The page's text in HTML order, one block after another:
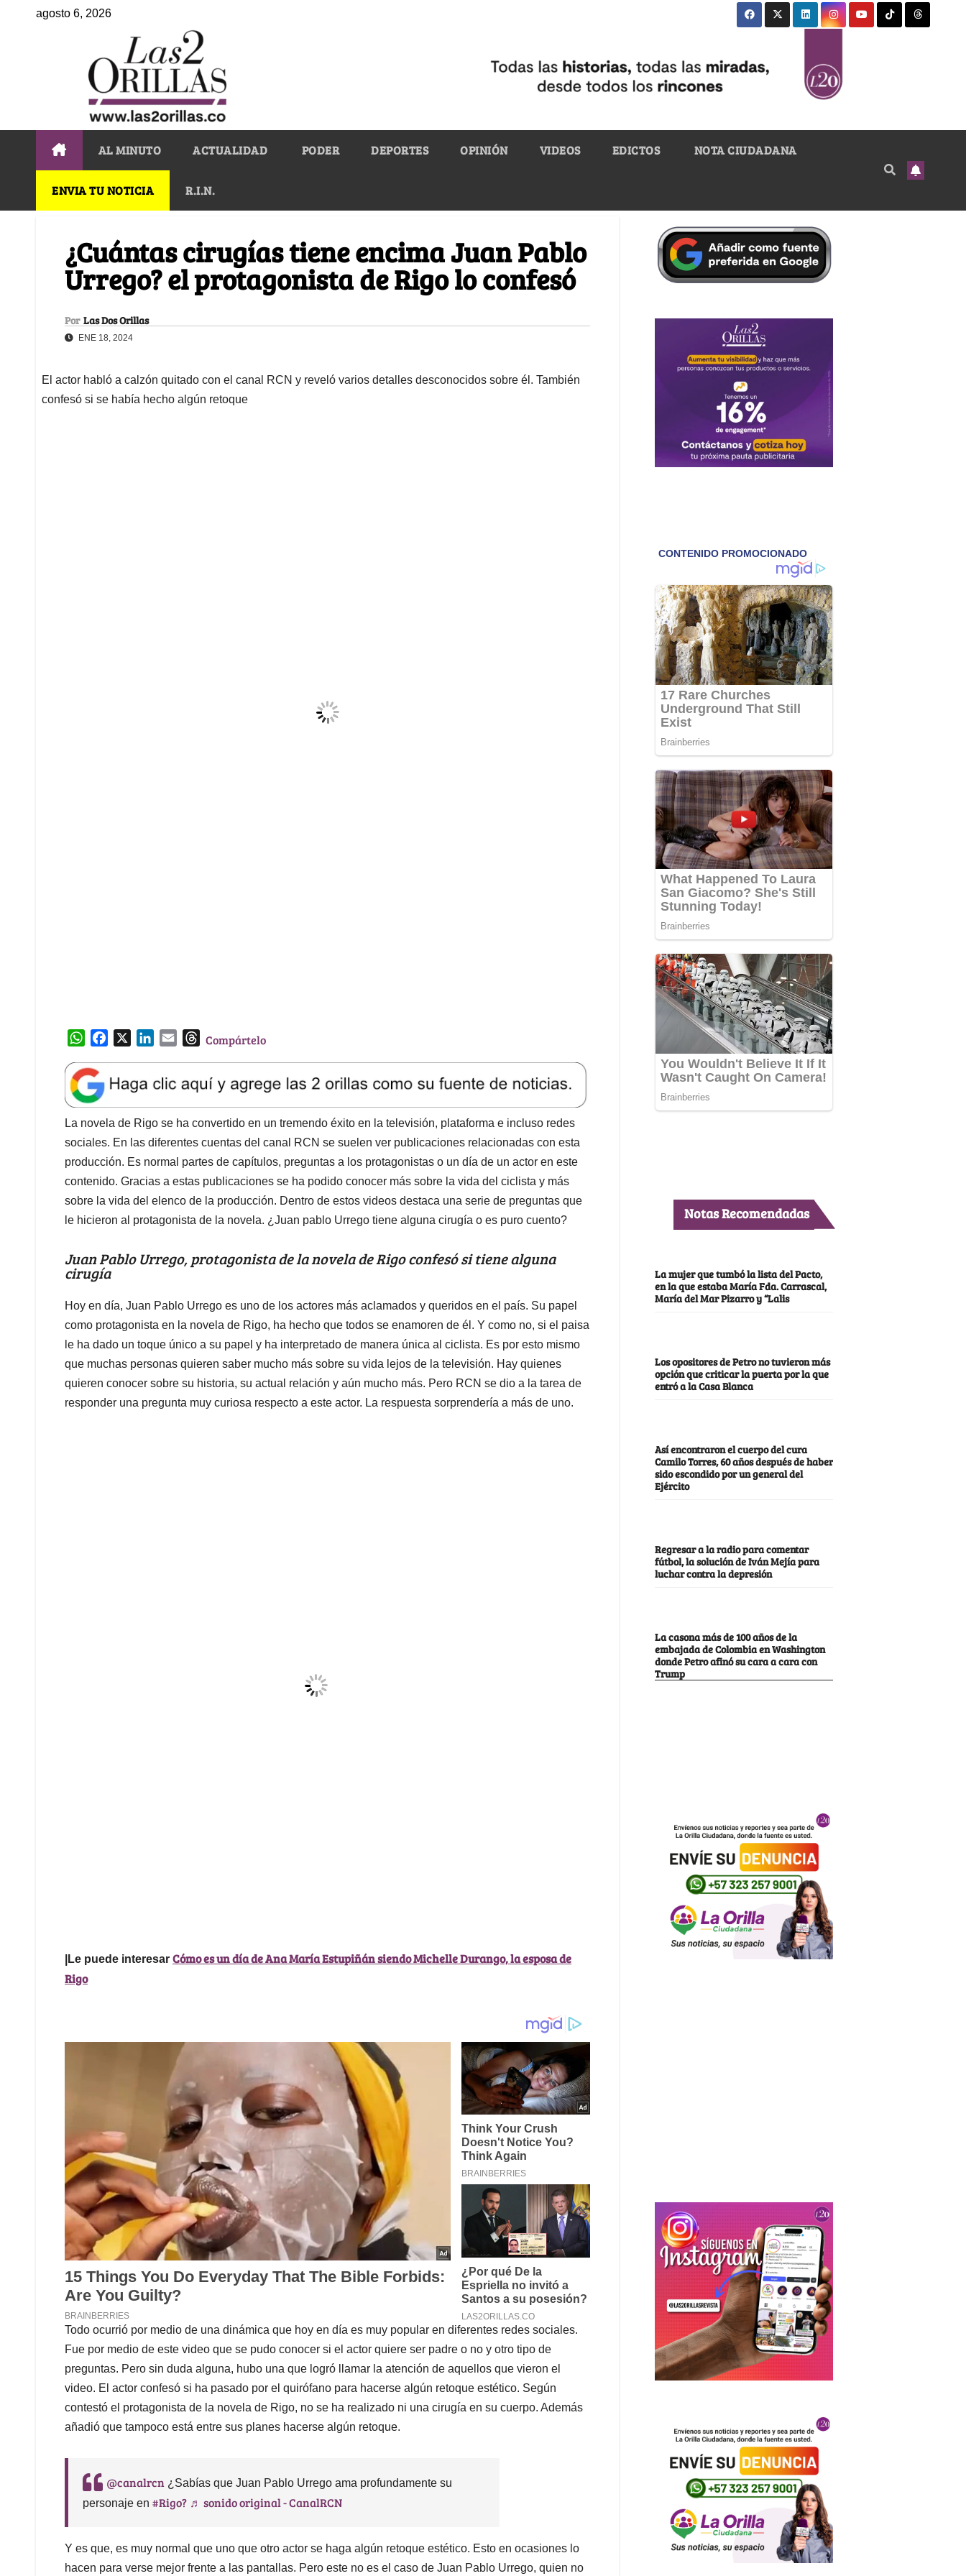
agosto 6, 2026
AL MINUTO ACTUALIDAD PODER DEPORTES OPINIÓN VIDEOS EDICTOS NOTA CIUDADANA
ENVIA TU NOTICIA R.I.N.
¿Cuántas cirugías tiene encima Juan Pablo
Urrego? el protagonista de Rigo lo confesó
Por Las Dos Orillas
ENE 18, 2024
El actor habló a calzón quitado con el canal RCN y reveló varios detalles desconocidos sobre él. También
confesó si se había hecho algún retoque
W
a
t
s
A
p
p
e
b
o
k
k
e
d
I
n
l
T
e
a
d
s
Compártelo
La novela de Rigo se ha convertido en un tremendo éxito en la televisión, plataforma e incluso redes
sociales. En las diferentes cuentas del canal RCN se suelen ver publicaciones relacionadas con esta
producción. Es normal partes de capítulos, preguntas a los protagonistas o un día de un actor en este
contenido. Gracias a estas publicaciones se ha podido conocer más sobre la vida del ciclista y más
sobre la vida del elenco de la producción. Dentro de estos videos destaca una serie de preguntas que
le hicieron al protagonista de la novela. ¿Juan pablo Urrego tiene alguna cirugía o es puro cuento?
Juan Pablo Urrego, protagonista de la novela de Rigo confesó si tiene alguna
cirugía
Hoy en día, Juan Pablo Urrego es uno de los actores más aclamados y queridos en el país. Su papel
como protagonista en la novela de Rigo, ha hecho que todos se enamoren de él. Y como no, si el paisa
le ha dado un toque único a su papel y ha interpretado de manera única al ciclista. Es por esto mismo
que muchas personas quieren saber mucho más sobre su vida lejos de la televisión. Hay quienes
quieren conocer sobre su historia, su actual relación y aún mucho más. Pero RCN se dio a la tarea de
responder una pregunta muy curiosa respecto a este actor. La respuesta sorprendería a más de uno.
|Le puede interesar Cómo es un día de Ana María Estupiñán siendo Michelle Durango, la esposa de
Rigo
Todo ocurrió por medio de una dinámica que hoy en día es muy popular en diferentes redes sociales.
Fue por medio de este video que se pudo conocer si el actor quiere ser padre o no y otro tipo de
preguntas. Pero sin duda alguna, hubo una que logró llamar la atención de aquellos que vieron el
video. El actor confesó si ha pasado por el quirófano para hacerse algún retoque estético. Según
contestó el protagonista de la novela de Rigo, no se ha realizado ni una cirugía en su cuerpo. Además
añadió que tampoco está entre sus planes hacerse algún retoque.
@canalrcn ¿Sabías que Juan Pablo Urrego ama profundamente su
personaje en #Rigo? ♬ sonido original - CanalRCN
Y es que, es muy normal que uno que otro actor se haga algún retoque estético. Esto en ocasiones lo
hacen para verse mejor frente a las pantallas. Pero este no es el caso de Juan Pablo Urrego, quien no
Notas Recomendadas
La mujer que tumbó la lista del Pacto,
en la que estaba María Fda. Carrascal,
María del Mar Pizarro y “Lalis
Los opositores de Petro no tuvieron más
opción que criticar la puerta por la que
entró a la Casa Blanca
Así encontraron el cuerpo del cura
Camilo Torres, 60 años después de haber
sido escondido por un general del
Ejército
Regresar a la radio para comentar
fútbol, la solución de Iván Mejía para
luchar contra la depresión
La casona más de 100 años de la
embajada de Colombia en Washington
donde Petro afinó su cara a cara con
Trump